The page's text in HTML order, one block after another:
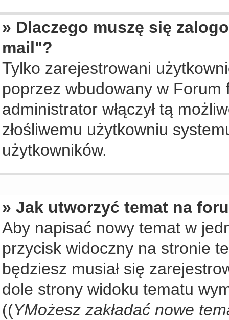
» Dlaczego muszę się
mail"?
Tylko zarejestrowani
poprzez wbudowany w Forum
administrator włączył tą
złośliwemu użytkowniu
użytkowników.
» Jak utworzyć temat na
Aby napisać nowy temat w
przycisk widoczny na stronie
będziesz musiał się
dole strony widoku tematu
((YMożesz zakładać nowe